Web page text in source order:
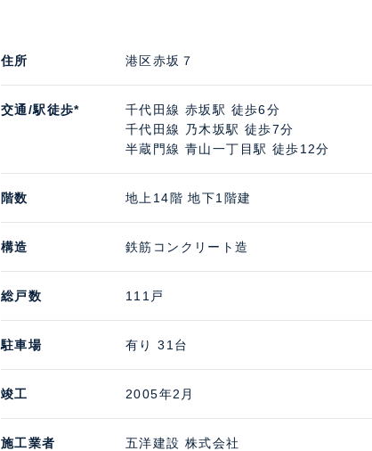
住所 港区赤坂７
交通/駅徒歩*
千代田線 赤坂駅 徒歩6分
千代田線 乃木坂駅 徒歩7分
半蔵門線 青山一丁目駅 徒歩12分
階数 地上14階 地下1階建
構造 鉄筋コンクリート造
総戸数 111戸
駐車場 有り 31台
竣工 2005年2月
施工業者 五洋建設 株式会社